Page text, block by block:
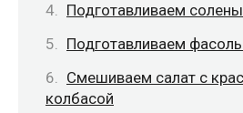
Подготавливаем
Подготавливаем фасоль
Смешиваем салат с
колбасой